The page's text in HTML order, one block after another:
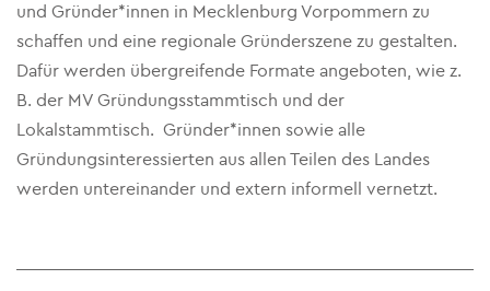
und Gründer*innen in Mecklenburg Vorpommern zu
schaffen und eine regionale Gründerszene zu gestalten.
Dafür werden übergreifende Formate angeboten, wie z.
B. der MV Gründungsstammtisch und der
Lokalstammtisch. Gründer*innen sowie alle
Gründungsinteressierten aus allen Teilen des Landes
werden untereinander und extern informell vernetzt.